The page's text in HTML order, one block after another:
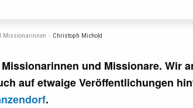
Missionarinnen Christoph Michold
und Missionare. Wir
auf etwaige Veröffentlichungen
.